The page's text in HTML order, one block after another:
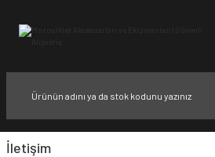
İletişim